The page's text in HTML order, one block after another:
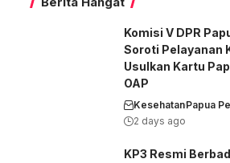
Komisi V DPR
Soroti Pelayanan
Usulkan Kartu
OAP
KesehatanPapua
2 days ago
KP3 Resmi